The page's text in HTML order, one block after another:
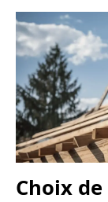
Choix